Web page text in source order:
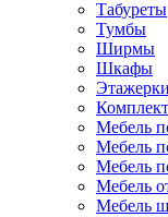
Табуреты
Тумбы
Ширмы
Шкафы
Мебель
Мебель
Мебель
Мебель
Мебель